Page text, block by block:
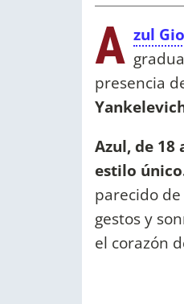
A zul
presencia
Azul, de 18
estilo
parecido
gestos y
el corazón